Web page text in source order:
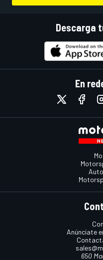
Descarga
En
Anúnciate
650